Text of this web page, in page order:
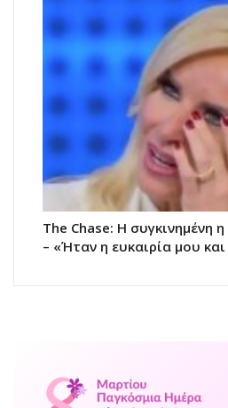
The Chase: Η
– «Ήταν η ευκαιρία μου